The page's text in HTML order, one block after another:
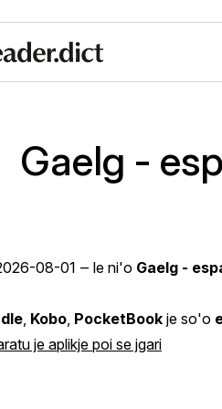
Gaelg -
08-01 ‒ le ni'o Gaelg -
Kobo PocketBook je so'o
je aplikje poi se jgari